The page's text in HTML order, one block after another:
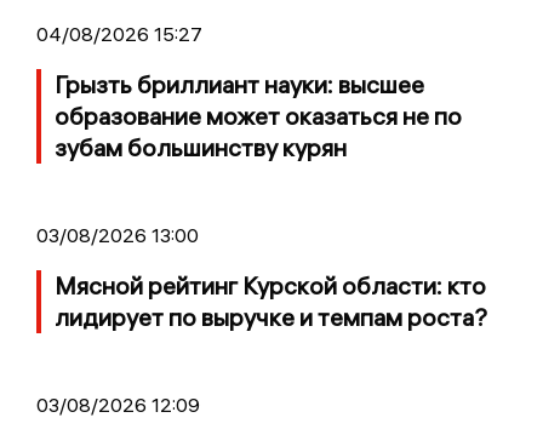
04/08/2026 15:27
Грызть бриллиант науки: высшее
образование может оказаться не по
зубам большинству курян
03/08/2026 13:00
Мясной рейтинг Курской области: кто
лидирует по выручке и темпам роста?
03/08/2026 12:09